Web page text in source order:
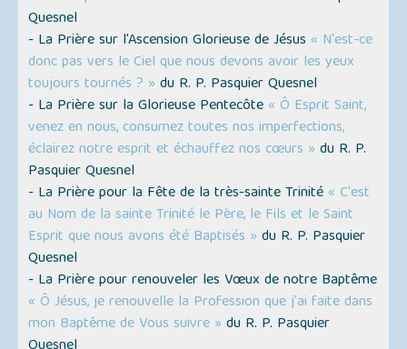
Quesnel
- La Prière sur l'Ascension Glorieuse de Jésus « N'est-ce
donc pas vers le Ciel que nous devons avoir les yeux
toujours tournés ? » du R. P. Pasquier Quesnel
- La Prière sur la Glorieuse Pentecôte « Ô Esprit Saint,
venez en nous, consumez toutes nos imperfections,
éclairez notre esprit et échauffez nos cœurs » du R. P.
Pasquier Quesnel
- La Prière pour la Fête de la très-sainte Trinité « C'est
au Nom de la sainte Trinité le Père, le Fils et le Saint
Esprit que nous avons été Baptisés » du R. P. Pasquier
Quesnel
- La Prière pour renouveler les Vœux de notre Baptême
« Ô Jésus, je renouvelle la Profession que j'ai faite dans
mon Baptême de Vous suivre » du R. P. Pasquier